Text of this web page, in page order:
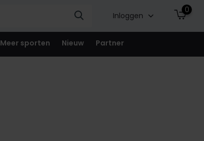
Inloggen
0
Meer sporten Nieuw Partner